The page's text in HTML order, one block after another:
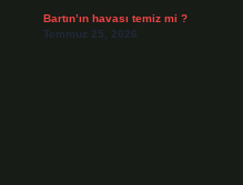
Bartın’ın havası temiz mi ?
Temmuz 25, 2026